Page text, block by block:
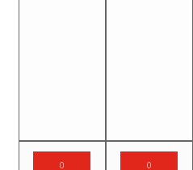
0
0